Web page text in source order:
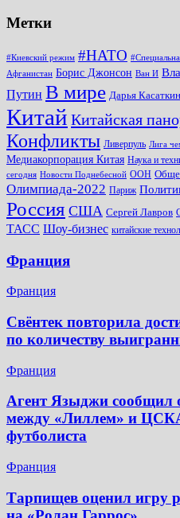
Метки
#Киевский режим #НАТО
Афганистан Борис Джонсон Ван И
Путин В мире Дарья
Китай Китайская
Конфликты Ливерпуль Лига
Медиакорпорация Китая Наука и
сегодня Новости Поднебесной ООН
Олимпиада-2022 Париж
Россия США Сергей Лавров
ТАСС Шоу-бизнес китайские
Франция
Франция
Свёнтек повторила
по количеству
Франция
Агент Языджи сообщил
между «Лиллем» и
футболиста
Франция
Тарпищев оценил игру